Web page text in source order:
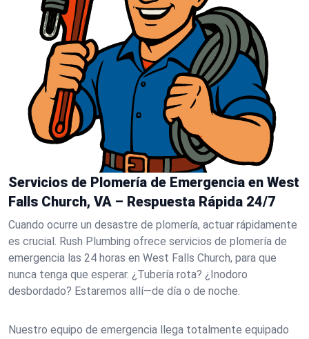
Servicios de Plomería de Emergencia en West
Falls Church, VA – Respuesta Rápida 24/7
Cuando ocurre un desastre de plomería, actuar rápidamente
es crucial. Rush Plumbing ofrece servicios de plomería de
emergencia las 24 horas en West Falls Church, para que
nunca tenga que esperar. ¿Tubería rota? ¿Inodoro
desbordado? Estaremos allí—de día o de noche.
Nuestro equipo de emergencia llega totalmente equipado